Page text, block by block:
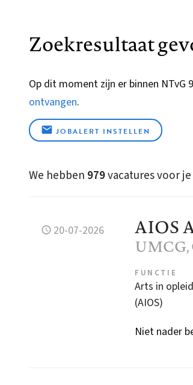
Zoekresultaat
Op dit moment zijn er binnen NTvG
ontvangen.
JOBALERT INSTELLEN
We hebben 979vacatures voor
20-07-2026 AIOS
UMCG
FUNCTIE
Arts in
(AIOS)
Niet nader